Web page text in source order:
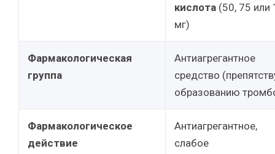
кислота (50, 75 или
мг)
Фармакологическая
группа
Антиагрегантное
средство
образованию
Фармакологическое
действие
Антиагрегантное,
слабое